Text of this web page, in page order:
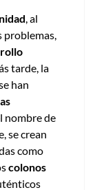
, al
problemas,
tarde, la
han
nombre de
se crean
como
colonos